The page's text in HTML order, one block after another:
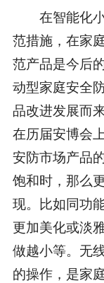
在智能化小
范措施，在家
范产品是今后
动型家庭安全
品改进发展而
在历届安博会
安防市场产品
饱和时，那么
现。比如同功
更加美化或淡
做越小等。无
的操作，是家